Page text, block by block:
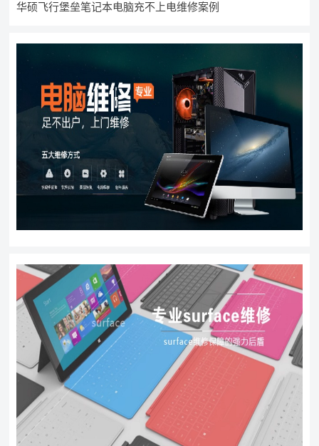
华硕飞行堡垒笔记本电脑充不上电维修案例